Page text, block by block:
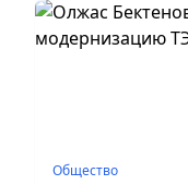
Общество